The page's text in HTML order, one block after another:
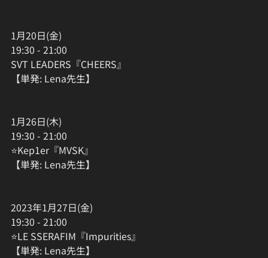
1月20日(金)
19:30 - 21:00
SVT LEADERS『CHEERS』
【単発: Lena先生】
1月26日(木)
19:30 - 21:00
⭐Kep1er『MVSK』
【単発: Lena先生】
2023年1月27日(金)
19:30 - 21:00
⭐LE SSERAFIM『Impurities』
【単発: Lena先生】